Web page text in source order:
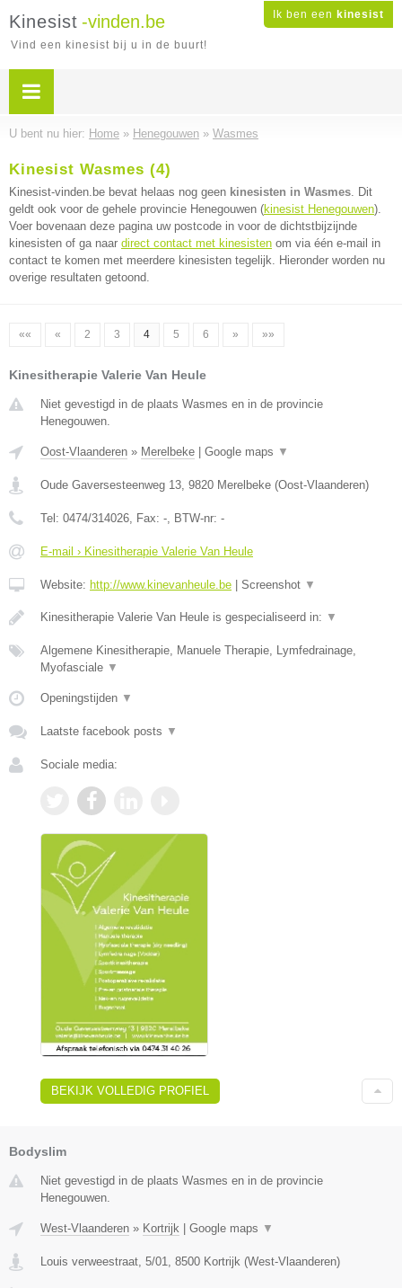
Ik ben een kinesist
Kinesist -vinden.be
Vind een kinesist bij u in de buurt!
U bent nu hier: Home » Henegouwen » Wasmes
Kinesist Wasmes (4)
Kinesist-vinden.be bevat helaas nog geen kinesisten in Wasmes. Dit
geldt ook voor de gehele provincie Henegouwen (kinesist Henegouwen).
Voer bovenaan deze pagina uw postcode in voor de dichtstbijzijnde
kinesisten of ga naar direct contact met kinesisten om via één e-mail in
contact te komen met meerdere kinesisten tegelijk. Hieronder worden nu
overige resultaten getoond.
«« « 2 3 4 5 6 » »»
Kinesitherapie Valerie Van Heule
Niet gevestigd in de plaats Wasmes en in de provincie
Henegouwen.
Oost-Vlaanderen » Merelbeke Google maps ▼
Oude Gaversesteenweg 13, 9820 Merelbeke (Oost-Vlaanderen)
Tel: 0474/314026, Fax: -, BTW-nr: -
E-mail › Kinesitherapie Valerie Van Heule
Website: http://www.kinevanheule.be Screenshot ▼
Kinesitherapie Valerie Van Heule is gespecialiseerd in: ▼
Algemene Kinesitherapie, Manuele Therapie, Lymfedrainage,
Myofasciale ▼
Openingstijden ▼
Laatste facebook posts ▼
Sociale media:
BEKIJK VOLLEDIG PROFIEL
Bodyslim
Niet gevestigd in de plaats Wasmes en in de provincie
Henegouwen.
West-Vlaanderen » Kortrijk Google maps ▼
Louis verweestraat, 5/01, 8500 Kortrijk (West-Vlaanderen)